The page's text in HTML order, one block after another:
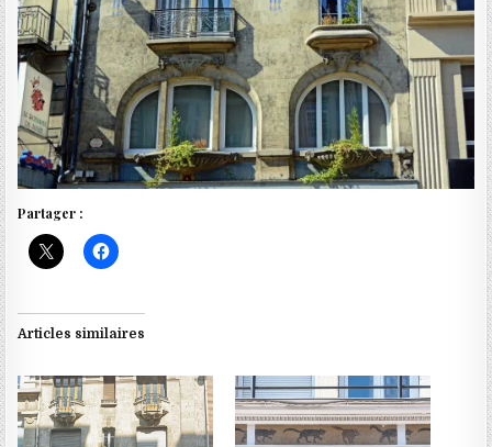
Partager :
Articles similaires